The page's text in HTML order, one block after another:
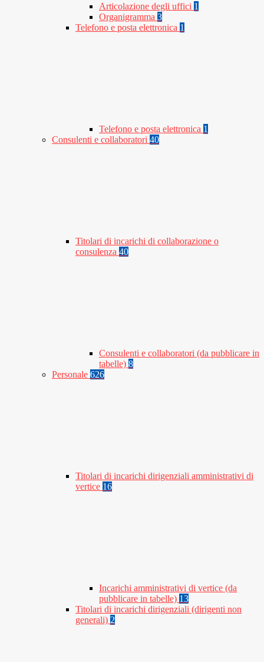
Articolazione degli uffici 1
Organigramma 3
Telefono e posta elettronica 1
Telefono e posta elettronica 1
Consulenti e collaboratori 40
Titolari di incarichi di collaborazione o
consulenza 40
Consulenti e collaboratori (da pubblicare in
tabelle) 8
Personale 626
Titolari di incarichi dirigenziali amministrativi di
vertice 16
Incarichi amministrativi di vertice (da
pubblicare in tabelle) 13
Titolari di incarichi dirigenziali (dirigenti non
generali) 2